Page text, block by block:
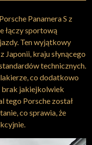
Panamera S z
łączy sportową
Ten wyjątkowy
kraju słynącego
technicznych.
co dodatkowo
brak jakiejkolwiek
tego Porsche został
co sprawia, że